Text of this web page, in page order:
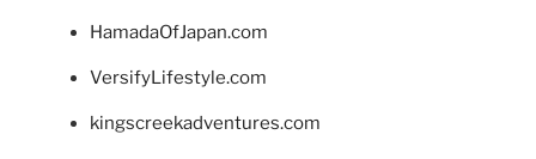
HamadaOfJapan.com
VersifyLifestyle.com
kingscreekadventures.com